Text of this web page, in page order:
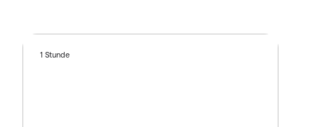
1 Stunde